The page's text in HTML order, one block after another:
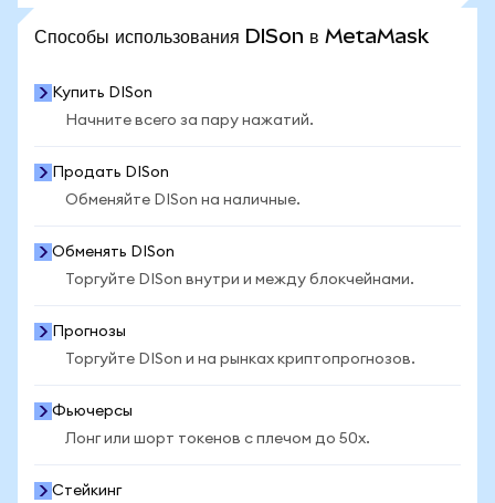
Способы использования DISon в MetaMask
Купить DISon
Начните всего за пару нажатий.
Продать DISon
Обменяйте DISon на наличные.
Обменять DISon
Торгуйте DISon внутри и между блокчейнами.
Прогнозы
Торгуйте DISon и на рынках криптопрогнозов.
Фьючерсы
Лонг или шорт токенов с плечом до 50x.
Стейкинг